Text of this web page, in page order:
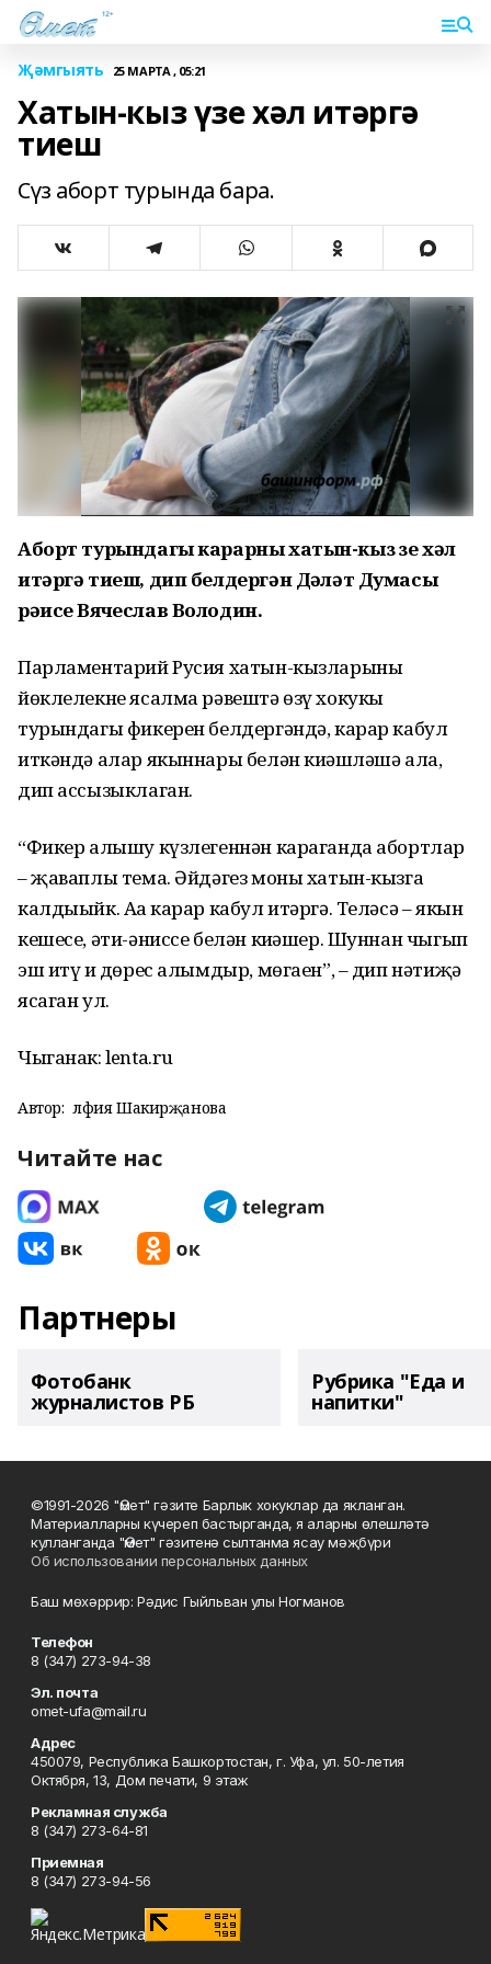
Җәмгыять 25 МАРТА , 05:21
Хатын-кыз үзе хәл итәргә
тиеш
Сүз аборт турында бара.
Аборт турындагы карарны хатын-кыз үзе хәл
итәргә тиеш, дип белдергән Дәүләт Думасы
рәисе Вячеслав Володин.
Парламентарий Русия хатын-кызларының
йөклелекне ясалма рәвештә өзү хокукы
турындагы фикерен белдергәндә, карар кабул
иткәндә алар якыннары белән киңәшләшә ала,
дип ассызыклаган.
“Фикер алышу күзлегеннән караганда абортлар
– җаваплы тема. Әйдәгез моны хатын-кызга
калдыыйк. Аңа карар кабул итәргә. Теләсә – якын
кешесе, әти-әниссе белән киңәшер. Шуннан чыгып
эш итү иң дөрес алымдыр, мөгаен”, – дип нәтиҗә
ясаган ул.
Чыганак: lenta.ru
Автор: Әлфия Шакирҗанова
Читайте нас
Партнеры
Фотобанк
журналистов РБ
Рубрика "Еда и
напитки"
©1991-2026 "Өмет" гәзите Барлык хокуклар да якланган.
Материалларны күчереп бастырганда, я аларны өлешләтә
кулланганда "Өмет" гәзитенә сылтанма ясау мәҗбүри
Об использовании персональных данных
Баш мөхәррир: Рәдис Гыйльван улы Ногманов
Телефон
8 (347) 273-94-38
Эл. почта
omet-ufa@mail.ru
Адрес
450079, Республика Башкортостан, г. Уфа, ул. 50-летия
Октября, 13, Дом печати, 9 этаж
Рекламная служба
8 (347) 273-64-81
Приемная
8 (347) 273-94-56